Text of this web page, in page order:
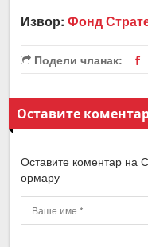
Извор:Фонд
Подели чланак:
Оставите
Оставите коментар на
ормару